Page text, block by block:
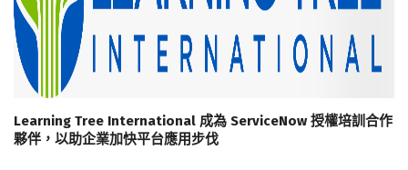
Learning Tree International 成為 ServiceNow 授權培訓合作
夥伴，以助企業加快平台應用步伐